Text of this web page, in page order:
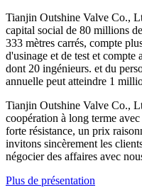
Tianjin Outshine Valve Co.,
capital social de 80 millions
333 mètres carrés, compte
d'usinage et de test et compte
dont 20 ingénieurs. et du
annuelle peut atteindre 1
Tianjin Outshine Valve Co.,
coopération à long terme
forte résistance, un prix
invitons sincèrement les
négocier des affaires avec
Plus de présentation